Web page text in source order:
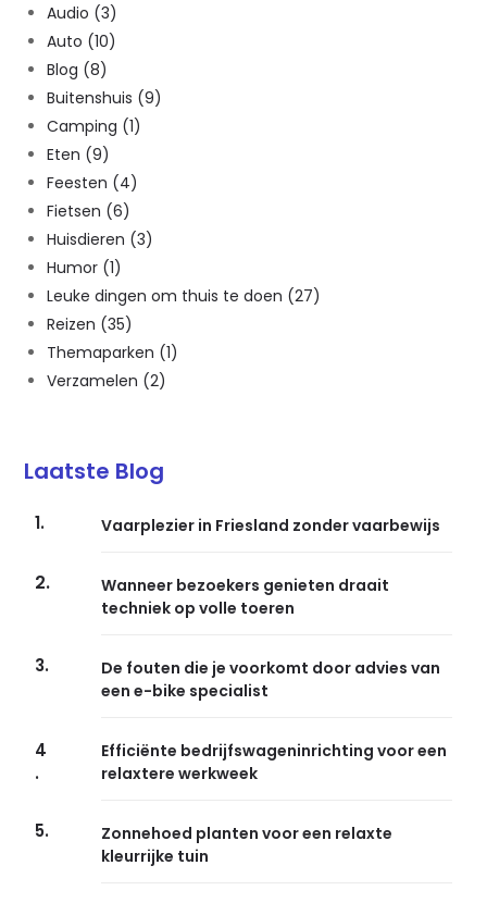
Audio (3)
Auto (10)
Blog (8)
Buitenshuis (9)
Camping (1)
Eten (9)
Feesten (4)
Fietsen (6)
Huisdieren (3)
Humor (1)
Leuke dingen om thuis te doen (27)
Reizen (35)
Themaparken (1)
Verzamelen (2)
Laatste Blog
1. Vaarplezier in Friesland zonder vaarbewijs
2.
Wanneer bezoekers genieten draait
techniek op volle toeren
3.
De fouten die je voorkomt door advies van
een e-bike specialist
4
.
Efficiënte bedrijfswageninrichting voor een
relaxtere werkweek
5.
Zonnehoed planten voor een relaxte
kleurrijke tuin